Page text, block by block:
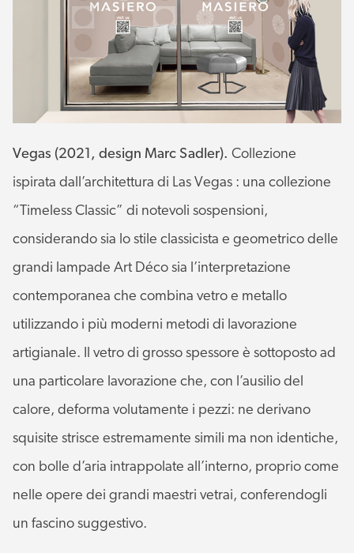
Vegas (2021, design Marc Sadler). Collezione
ispirata dall’architettura di Las Vegas : una collezione
“Timeless Classic” di notevoli sospensioni,
considerando sia lo stile classicista e geometrico delle
grandi lampade Art Déco sia l’interpretazione
contemporanea che combina vetro e metallo
utilizzando i più moderni metodi di lavorazione
artigianale. Il vetro di grosso spessore è sottoposto ad
una particolare lavorazione che, con l’ausilio del
calore, deforma volutamente i pezzi: ne derivano
squisite strisce estremamente simili ma non identiche,
con bolle d’aria intrappolate all’interno, proprio come
nelle opere dei grandi maestri vetrai, conferendogli
un fascino suggestivo.